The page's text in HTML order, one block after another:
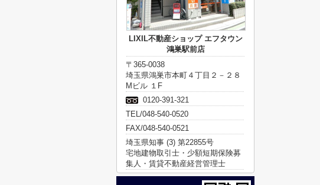
LIXIL不動産ショップ エフタウン
鴻巣駅前店
〒365-0038
埼玉県鴻巣市本町４丁目２－２８
Mビル １F
0120-391-321
TEL/048-540-0520
FAX/048-540-0521
埼玉県知事 (3) 第22855号
宅地建物取引士・少額短期保険募
集人・賃貸不動産経営管理士